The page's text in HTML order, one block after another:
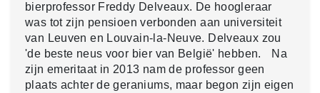
bierprofessor Freddy Delveaux. De hoogleraar
was tot zijn pensioen verbonden aan universiteit
van Leuven en Louvain-la-Neuve. Delveaux zou
'de beste neus voor bier van België' hebben. Na
zijn emeritaat in 2013 nam de professor geen
plaats achter de geraniums, maar begon zijn eigen